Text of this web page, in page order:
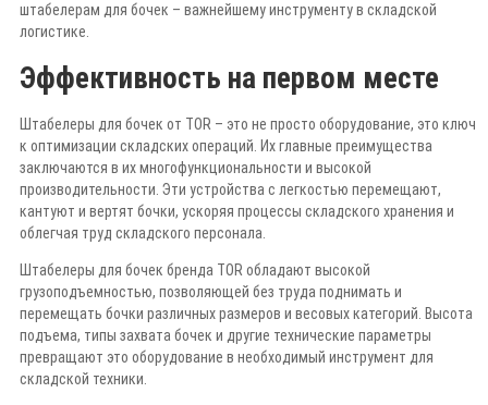
штабелерам для бочек – важнейшему инструменту в складской
логистике.
Эффективность на первом месте
Штабелеры для бочек от TOR – это не просто оборудование, это ключ
к оптимизации складских операций. Их главные преимущества
заключаются в их многофункциональности и высокой
производительности. Эти устройства с легкостью перемещают,
кантуют и вертят бочки, ускоряя процессы складского хранения и
облегчая труд складского персонала.
Штабелеры для бочек бренда TOR обладают высокой
грузоподъемностью, позволяющей без труда поднимать и
перемещать бочки различных размеров и весовых категорий. Высота
подъема, типы захвата бочек и другие технические параметры
превращают это оборудование в необходимый инструмент для
складской техники.